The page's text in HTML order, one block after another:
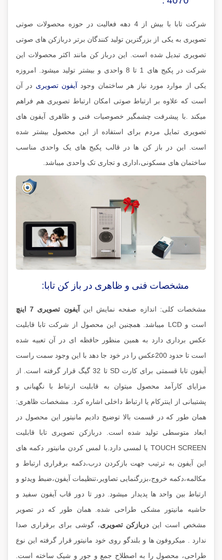
شرکت تابا با بیش از 4 دهه فعالیت در حوزه محصولات صوتی
تصویری به یکی از بزرگترین تولید کنندگان برتر دربازکن های صوتی
تصویری تبدیل شده است. این درباز کن مانند اکثر محصولات این
شرکت در پکیج های 1 تا 8 واحدی و بیشتر تولید میشود. امروزه
یکی از موارد مورد نیاز هر ساختمان وجود آیفون تصویری در آن
است که علاوه بر ارتباط صوتی امکان ارتباط تصویری هم فراهم
میکند .با پیشرفت چشمگیر خصوصیات فنی و ظاهری آیفون های
تصویری تمایل مردم برای استفاده از این محصول بیشتر شده
است. این در باز کن ها در قالب پکیج های یک واحدی مناسب
ساختمان های مسکونی،اداری و تجاری تک واحدی میباشد.
مشخصات فنی و ظاهری در باز کن تابا:
مشخصات کلی: اندازه صفحه نمایش این
آیفون تصویری 7 اینچ
است و LCD میباشد. همچنین این محصول از شرکت تابا قابلیت
عکس برداری دارد به همین منظور حافظه ای در آن تعبیه شده
است تا حدود 200عکس را در خود جا دهد با این وجود سمت راست
آیفون تابا قسمتی برای کارت SD تا 32 گیگ قرار گرفته است. از
مزایای کارآمد محصول میتوان به قابلیت ارتباط با نگهبانی و
پشتیبانی از اینترکام یا ارتباط داخلی اشاره کرد. مشخصات ظاهری:
همان طور که در قسمت بالا توضیح دادیم مانیتور این محصول در
ابعاد متوسطی تولید شده است. دربازکن تصویری تابا قابلیت
TOUCH SCREEN یا لمسی دارد.با لمس کردن مانیتور دکمه های
این آیفون به ترتیب جهت بازکردن درب،دکمه برقراری ارتباط و
مکالمه،دکمه خروج،بزرگنمایی تصاویر،تنظیمات آیفون،ضبط ویدئو و
ارتباط بین واحد ها پدیدار میشود. دور تا دور قاب آیفون سفید و
حاشیه مانیتور مشکی طراحی شده. همان طور که در تصویر
مشخص است این دربازکن تصویری، گوشی برای برقراری صدا
ندارد . میکروفون ها و بلندگو روی خود مانیتور قرار گرفته این نوع
طراحی، محصول را به اصطلاح جمع و جور و شیک ساخته است.